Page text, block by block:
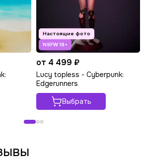
от 4 499 ₽
Lucy topless - Cyberpunk:
Edgerunners
Выбрать